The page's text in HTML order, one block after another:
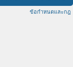
ข้อกำหนดและกฎ